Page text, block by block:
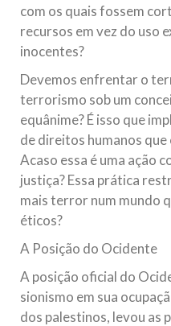
com os quais fossem
recursos em vez do uso
inocentes?
Devemos enfrentar o
terrorismo sob um
equânime? É isso que
de direitos humanos
Acaso essa é uma ação
justiça? Essa prática
mais terror num mundo
éticos?
A Posição do Ocidente
A posição oficial do
sionismo em sua
dos palestinos, levou as